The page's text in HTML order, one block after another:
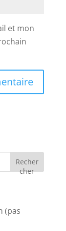
et mon
Recher
cher
(pas